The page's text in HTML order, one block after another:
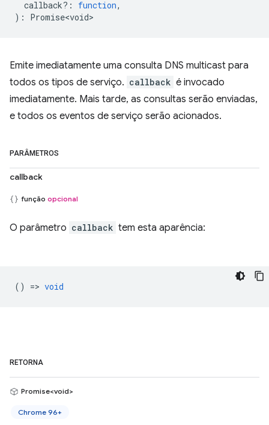
callback? : function,
) : Promise<void>
Emite imediatamente uma consulta DNS multicast para
todos os tipos de serviço. callback é invocado
imediatamente. Mais tarde, as consultas serão enviadas,
e todos os eventos de serviço serão acionados.
PARÂMETROS
callback
função opcional
O parâmetro callback tem esta aparência:
() => void
RETORNA
Promise<void>
Chrome 96+